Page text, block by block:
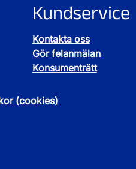
Kundservice
Kontakta oss
Gör felanmälan
Konsumenträtt
(cookies)